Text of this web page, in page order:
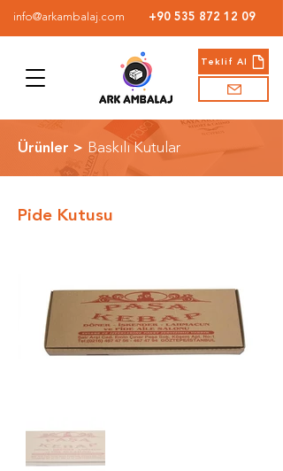
info@arkambalaj.com +90 535 872 12 09
Teklif Al
Ürünler > Baskılı Kutular
Pide Kutusu